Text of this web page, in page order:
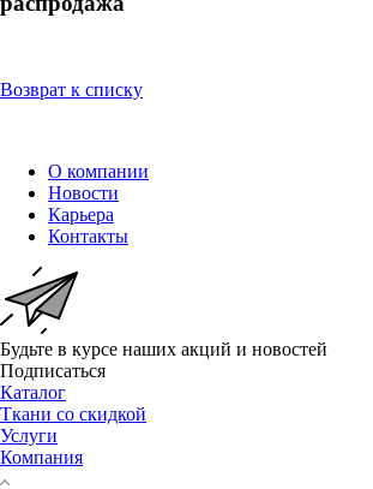
Возврат к списку
О компании
Новости
Карьера
Контакты
Будьте в курсе наших акций и новостей
Подписаться
Каталог
Ткани со скидкой
Услуги
Компания